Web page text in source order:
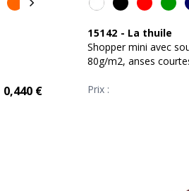
0,440€
15142 - La thuile
Shopper mini avec
80g/m2, anses
Prix :